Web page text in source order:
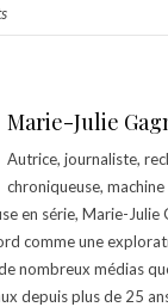
Marie-Julie
Autrice, journaliste,
chroniqueuse,
en série, Marie-Julie
comme une
nombreux médias
depuis plus de 25